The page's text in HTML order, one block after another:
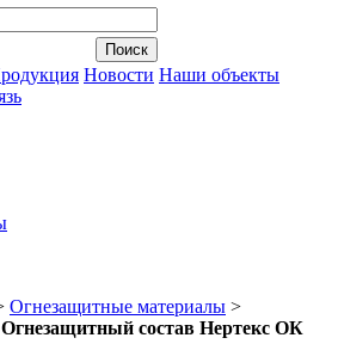
Новости Наши объекты
Огнезащитные материалы >
Огнезащитный состав Нертекс ОК